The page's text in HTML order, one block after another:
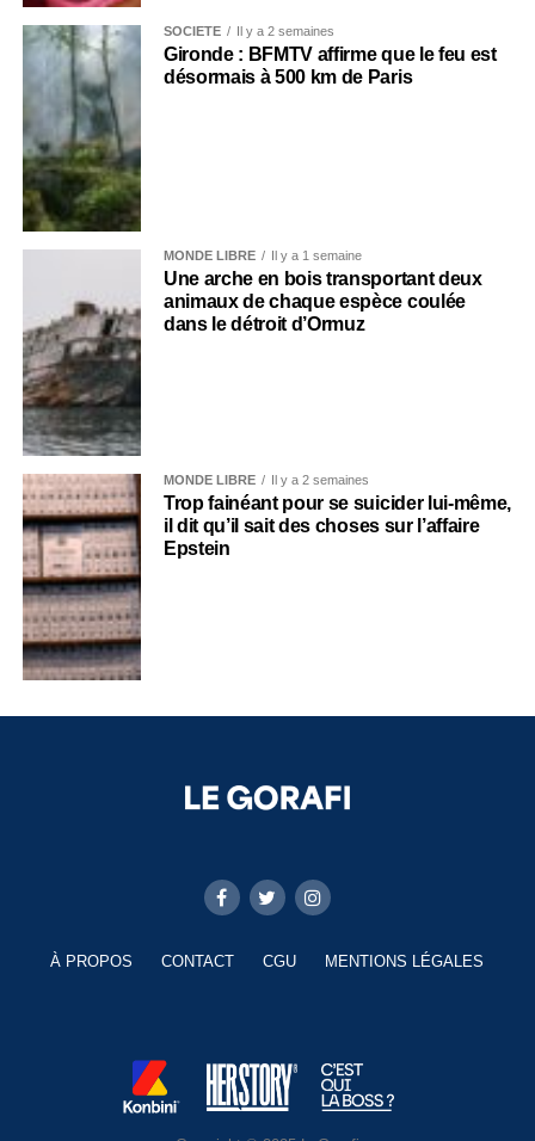
SOCIÉTÉ Il y a 2 semaines
Gironde : BFMTV affirme que le feu est
désormais à 500 km de Paris
MONDE LIBRE Il y a 1 semaine
Une arche en bois transportant deux
animaux de chaque espèce coulée
dans le détroit d’Ormuz
MONDE LIBRE Il y a 2 semaines
Trop fainéant pour se suicider lui-même,
il dit qu’il sait des choses sur l’affaire
Epstein
À PROPOS CONTACT CGU MENTIONS LÉGALES